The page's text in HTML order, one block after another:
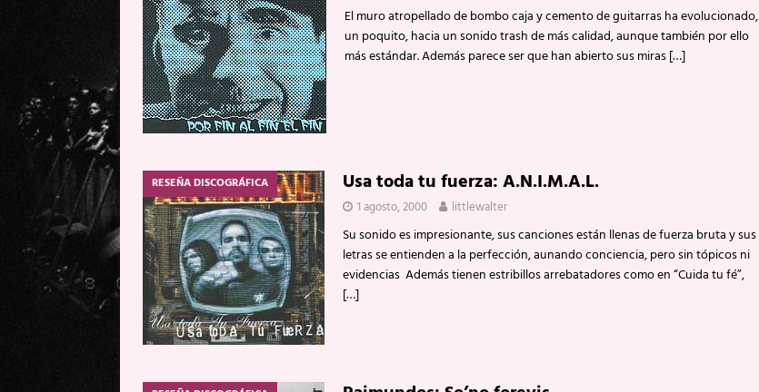
El muro atropellado de bombo caja y cemento de guitarras ha evolucionado,
un poquito, hacia un sonido trash de más calidad, aunque también por ello
más estándar. Además parece ser que han abierto sus miras[…]
RESEÑA DISCOGRÁFICA Usa toda tu fuerza: A.N.I.M.A.L.
1 agosto, 2000 littlewalter
Su sonido es impresionante, sus canciones están llenas de fuerza bruta y sus
letras se entienden a la perfección, aunando conciencia, pero sin tópicos ni
evidencias Además tienen estribillos arrebatadores como en “Cuida tu fé”,
[…]